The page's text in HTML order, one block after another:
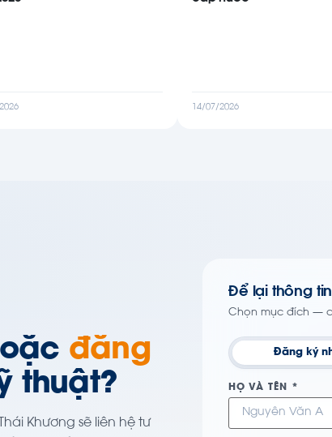
14/07/2026
đăng
thuật?
Khương sẽ liên hệ tư
Để lại thông tin
Chọn mục đích —
Đăng ký
HỌ VÀ TÊN *